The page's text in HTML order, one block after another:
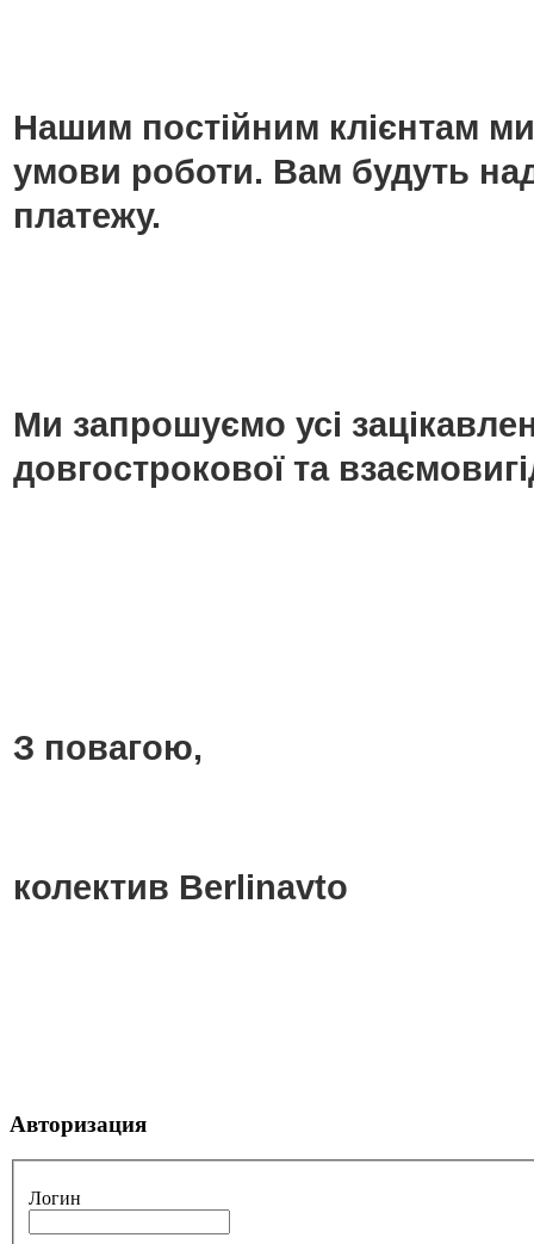
Нашим постійним клієнтам
умови роботи. Вам будуть
платежу.
Ми запрошуємо усі
довгострокової та
З повагою,
колектив Berlinavto
Авторизация
Логин